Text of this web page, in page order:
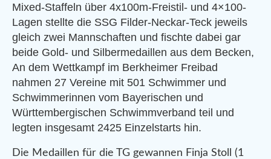
Mixed-Staffeln über 4x100m-Freistil- und 4×100-
Lagen stellte die SSG Filder-Neckar-Teck jeweils
gleich zwei Mannschaften und fischte dabei gar
beide Gold- und Silbermedaillen aus dem Becken,
An dem Wettkampf im Berkheimer Freibad
nahmen 27 Vereine mit 501 Schwimmer und
Schwimmerinnen vom Bayerischen und
Württembergischen Schwimmverband teil und
legten insgesamt 2425 Einzelstarts hin.
Die Medaillen für die TG gewannen Finja Stoll (1